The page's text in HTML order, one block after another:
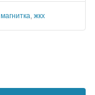
магнитка жкх